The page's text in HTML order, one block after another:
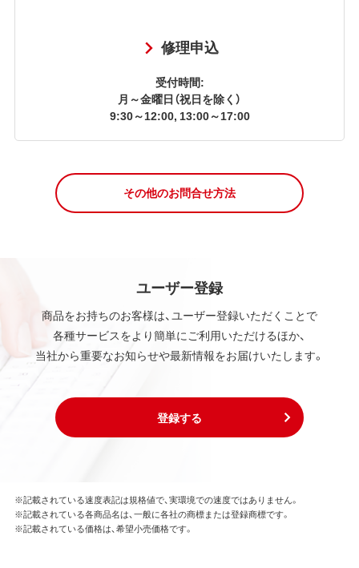
修理申込
受付時間:
月～金曜日（祝日を除く）
9:30～12:00, 13:00～17:00
その他のお問合せ方法
ユーザー登録
商品をお持ちのお客様は、ユーザー登録いただくことで
各種サービスをより簡単にご利用いただけるほか、
当社から重要なお知らせや最新情報をお届けいたします。
登録する
※記載されている速度表記は規格値で、実環境での速度ではありません。
※記載されている各商品名は、一般に各社の商標または登録商標です。
※記載されている価格は、希望小売価格です。